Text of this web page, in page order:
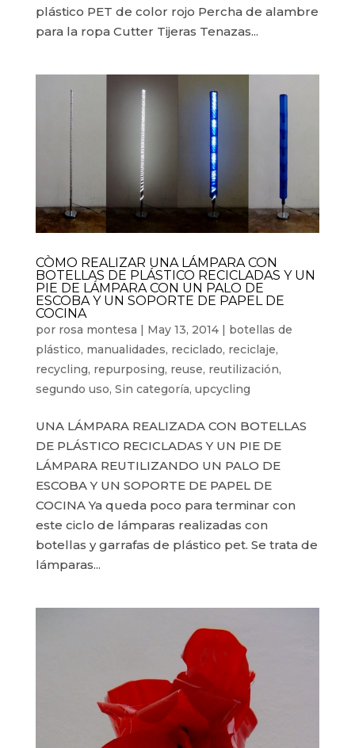
plástico PET de color rojo Percha de alambre
para la ropa Cutter Tijeras Tenazas...
CÒMO REALIZAR UNA LÁMPARA CON
BOTELLAS DE PLÁSTICO RECICLADAS Y UN
PIE DE LÁMPARA CON UN PALO DE
ESCOBA Y UN SOPORTE DE PAPEL DE
COCINA
por rosa montesa | May 13, 2014| botellas de
plástico, manualidades, reciclado, reciclaje,
recycling, repurposing, reuse, reutilización,
segundo uso, Sin categoría, upcycling
UNA LÁMPARA REALIZADA CON BOTELLAS
DE PLÁSTICO RECICLADAS Y UN PIE DE
LÁMPARA REUTILIZANDO UN PALO DE
ESCOBA Y UN SOPORTE DE PAPEL DE
COCINA Ya queda poco para terminar con
este ciclo de lámparas realizadas con
botellas y garrafas de plástico pet. Se trata de
lámparas...